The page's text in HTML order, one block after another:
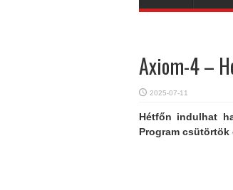
Axiom-4 –
2025-07-11
Hétfőn indulhat
Program csütörtök